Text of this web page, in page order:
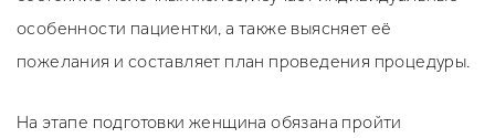
особенности пациентки, а также выясняет её
пожелания и составляет план проведения процедуры.
На этапе подготовки женщина обязана пройти